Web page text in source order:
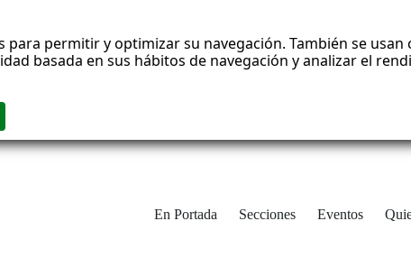
para permitir y optimizar su navegación. También se
basada en sus hábitos de navegación y analizar el
En Portada Secciones Eventos